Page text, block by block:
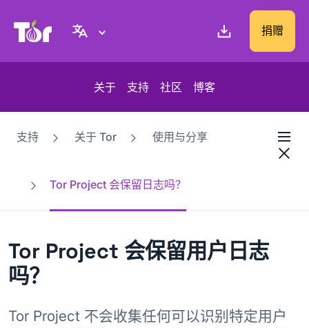
Tor Project 网站 捐赠
关于 支持 社区 博客
支持 关于 Tor 使用与分享
Tor Project 会保留日志吗？
Tor Project 会保留用户日志
吗？
Tor Project 不会收集任何可以识别特定用户